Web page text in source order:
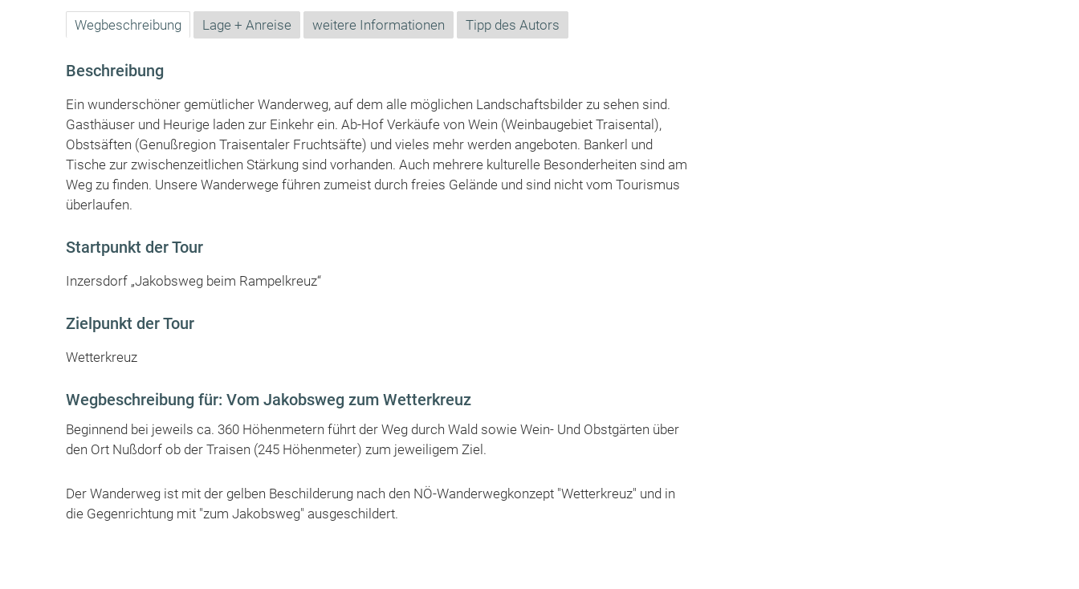
Wegbeschreibung Lage + Anreise weitere Informationen Tipp des Autors
Beschreibung
Ein wunderschöner gemütlicher Wanderweg, auf dem alle möglichen Landschaftsbilder zu sehen sind.
Gasthäuser und Heurige laden zur Einkehr ein. Ab-Hof Verkäufe von Wein (Weinbaugebiet Traisental),
Obstsäften (Genußregion Traisentaler Fruchtsäfte) und vieles mehr werden angeboten. Bankerl und
Tische zur zwischenzeitlichen Stärkung sind vorhanden. Auch mehrere kulturelle Besonderheiten sind am
Weg zu finden. Unsere Wanderwege führen zumeist durch freies Gelände und sind nicht vom Tourismus
überlaufen.
Startpunkt der Tour
Inzersdorf „Jakobsweg beim Rampelkreuz“
Zielpunkt der Tour
Wetterkreuz
Wegbeschreibung für: Vom Jakobsweg zum Wetterkreuz
Beginnend bei jeweils ca. 360 Höhenmetern führt der Weg durch Wald sowie Wein- Und Obstgärten über
den Ort Nußdorf ob der Traisen (245 Höhenmeter) zum jeweiligem Ziel.
Der Wanderweg ist mit der gelben Beschilderung nach den NÖ-Wanderwegkonzept "Wetterkreuz" und in
die Gegenrichtung mit "zum Jakobsweg" ausgeschildert.